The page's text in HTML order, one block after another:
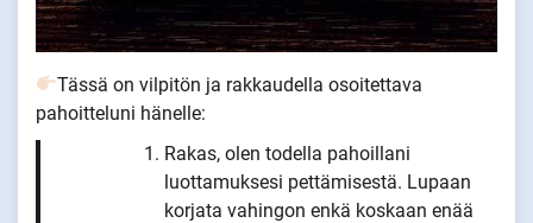
Tässä on vilpitön ja rakkaudella osoitettava
pahoitteluni hänelle:
Rakas, olen todella pahoillani
luottamuksesi pettämisestä. Lupaan
korjata vahingon enkä koskaan enää